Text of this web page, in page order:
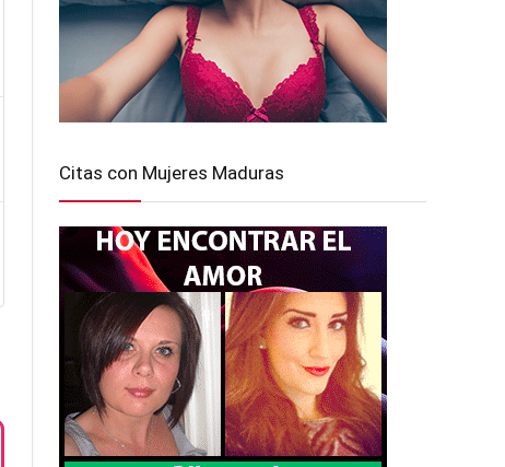
Citas con Mujeres Maduras